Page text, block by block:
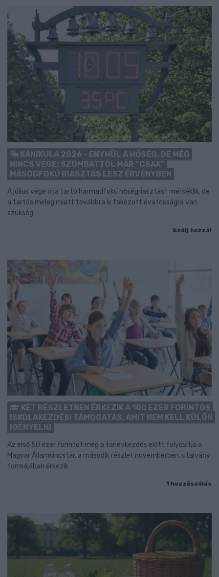
KÁNIKULA 2026 - ENYHÜL A HŐSÉG, DE MÉG
NINCS VÉGE: SZOMBATTÓL MÁR “CSAK”
MÁSODFOKÚ RIASZTÁS LESZ ÉRVÉNYBEN
A július vége óta tartó harmadfokú hőségriasztást mérséklik, de
a tartós meleg miatt továbbra is fokozott óvatosságra van
szükség.
Szólj hozzá!
KÉT RÉSZLETBEN ÉRKEZIK A 100 EZER FORINTOS
ISKOLAKEZDÉSI TÁMOGATÁS, AMIT NEM KELL KÜLÖN
IGÉNYELNI
Az első 50 ezer forintot még a tanévkezdés előtt folyósítja a
Magyar Államkincstár, a második részlet novemberben, utalvány
formájában érkezik.
1 hozzászólás